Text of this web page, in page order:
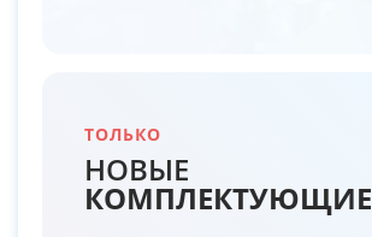
ТОЛЬКО
НОВЫЕ
КОМПЛЕКТУЮЩИЕ